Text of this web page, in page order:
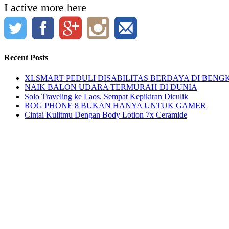
I active more here
Recent Posts
XLSMART PEDULI DISABILITAS BERDAYA DI
NAIK BALON UDARA TERMURAH DI DUNIA
Solo Traveling ke Laos, Sempat Kepikiran Diculik
ROG PHONE 8 BUKAN HANYA UNTUK GAMER
Cintai Kulitmu Dengan Body Lotion 7x Ceramide